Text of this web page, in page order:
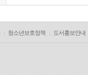
청소년보호정책 도서홍보안내